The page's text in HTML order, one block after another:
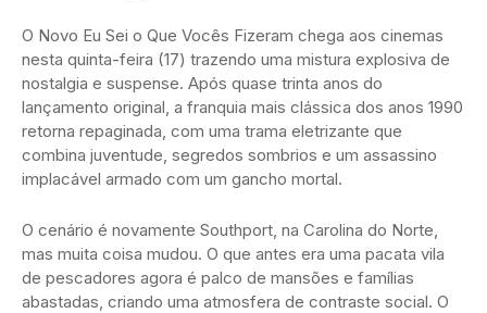
O Novo Eu Sei o Que Vocês Fizeram chega aos cinemas
nesta quinta-feira (17) trazendo uma mistura explosiva de
nostalgia e suspense. Após quase trinta anos do
lançamento original, a franquia mais clássica dos anos 1990
retorna repaginada, com uma trama eletrizante que
combina juventude, segredos sombrios e um assassino
implacável armado com um gancho mortal.
O cenário é novamente Southport, na Carolina do Norte,
mas muita coisa mudou. O que antes era uma pacata vila
de pescadores agora é palco de mansões e famílias
abastadas, criando uma atmosfera de contraste social. O